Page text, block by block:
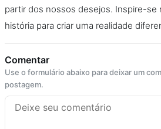
partir dos nossos desejos. Inspire-se
história para criar uma realidade
Comentar
Use o formulário abaixo para deixar um
postagem.